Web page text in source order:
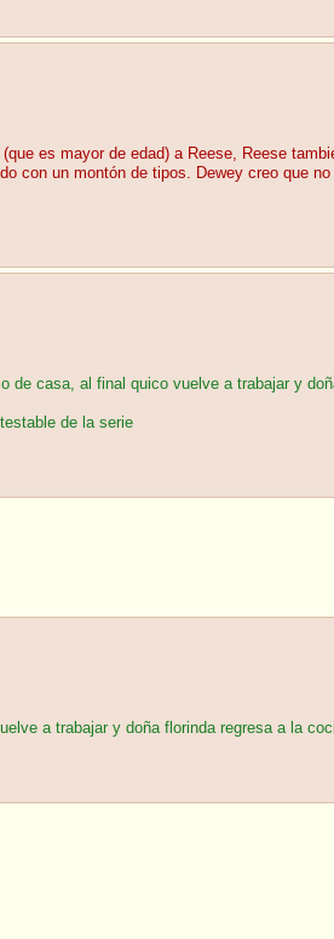
es mayor de edad) a Reese, Reese
un montón de tipos. Dewey creo que
de casa, al final quico vuelve a trabajar y
de la serie
a trabajar y doña florinda regresa a la